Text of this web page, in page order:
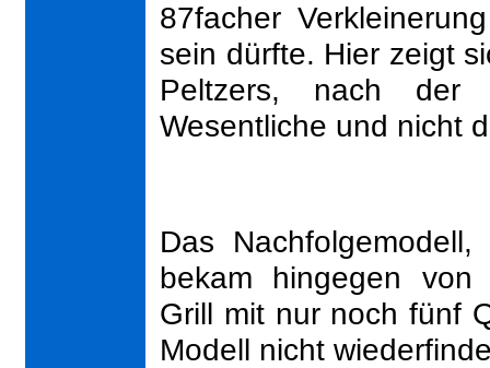
87facher
sein dürfte. Hier zeigt
Peltzers, nach der
Wesentliche und nicht
Das
bekam hingegen von
Grill mit nur noch fünf
Modell nicht